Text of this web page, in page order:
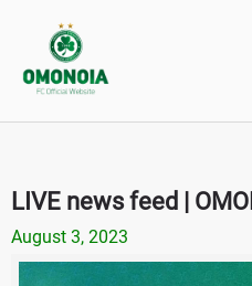
LIVE news feed |
August 3, 2023